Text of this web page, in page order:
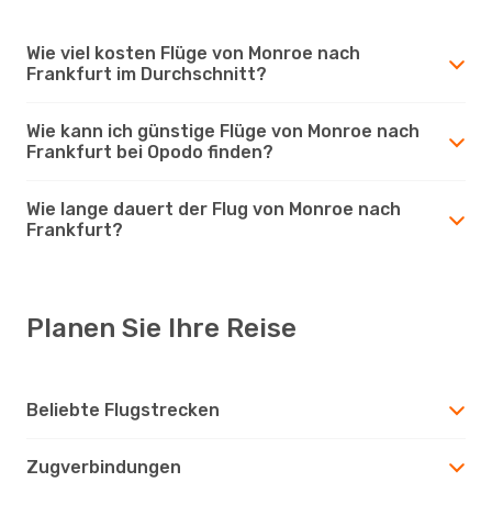
Wie viel kosten Flüge von Monroe nach
Frankfurt im Durchschnitt?
Wie kann ich günstige Flüge von Monroe nach
Frankfurt bei Opodo finden?
Wie lange dauert der Flug von Monroe nach
Frankfurt?
Planen Sie Ihre Reise
Beliebte Flugstrecken
Zugverbindungen